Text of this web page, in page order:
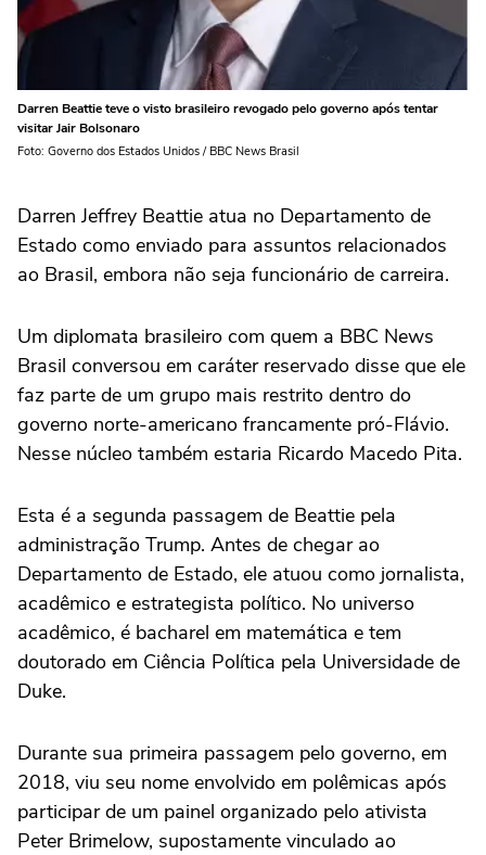
Darren Beattie teve o visto brasileiro revogado pelo governo após tentar
visitar Jair Bolsonaro
Foto: Governo dos Estados Unidos / BBC News Brasil
Darren Jeffrey Beattie atua no Departamento de
Estado como enviado para assuntos relacionados
ao Brasil, embora não seja funcionário de carreira.
Um diplomata brasileiro com quem a BBC News
Brasil conversou em caráter reservado disse que ele
faz parte de um grupo mais restrito dentro do
governo norte-americano francamente pró-Flávio.
Nesse núcleo também estaria Ricardo Macedo Pita.
Esta é a segunda passagem de Beattie pela
administração Trump. Antes de chegar ao
Departamento de Estado, ele atuou como jornalista,
acadêmico e estrategista político. No universo
acadêmico, é bacharel em matemática e tem
doutorado em Ciência Política pela Universidade de
Duke.
Durante sua primeira passagem pelo governo, em
2018, viu seu nome envolvido em polêmicas após
participar de um painel organizado pelo ativista
Peter Brimelow, supostamente vinculado ao